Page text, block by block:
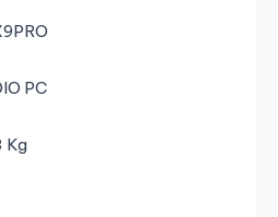
PC
Kg